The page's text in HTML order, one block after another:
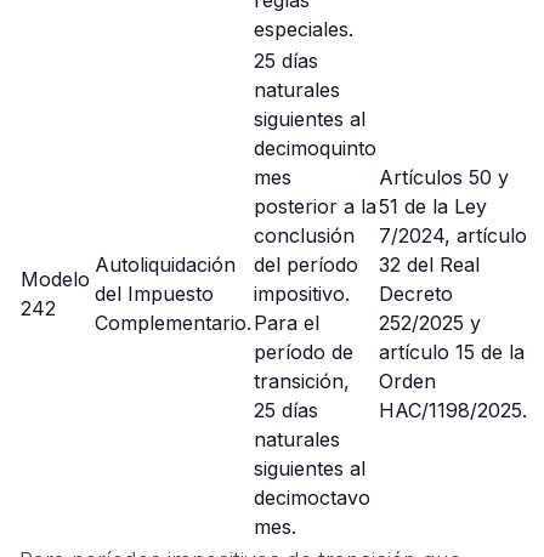
especiales.
Modelo
242
Autoliquidación
del Impuesto
Complementario.
25 días
naturales
siguientes al
decimoquinto
mes
posterior a la
conclusión
del período
impositivo.
Para el
período de
transición,
25 días
naturales
siguientes al
decimoctavo
mes.
Artículos 50 y
51 de la Ley
7/2024, artículo
32 del Real
Decreto
252/2025 y
artículo 15 de la
Orden
HAC/1198/2025.